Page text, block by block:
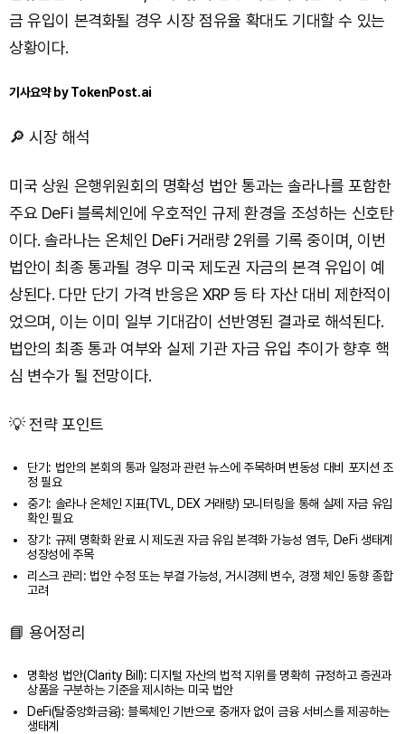
금 유입이 본격화될 경우 시장 점유율 확대도 기대할 수 있는
상황이다.
기사요약 by TokenPost.ai
🔎 시장 해석
미국 상원 은행위원회의 명확성 법안 통과는 솔라나를 포함한
주요 DeFi 블록체인에 우호적인 규제 환경을 조성하는 신호탄
이다. 솔라나는 온체인 DeFi 거래량 2위를 기록 중이며, 이번
법안이 최종 통과될 경우 미국 제도권 자금의 본격 유입이 예
상된다. 다만 단기 가격 반응은 XRP 등 타 자산 대비 제한적이
었으며, 이는 이미 일부 기대감이 선반영된 결과로 해석된다.
법안의 최종 통과 여부와 실제 기관 자금 유입 추이가 향후 핵
심 변수가 될 전망이다.
💡 전략 포인트
단기: 법안의 본회의 통과 일정과 관련 뉴스에 주목하며 변동성 대비 포지션 조
정 필요
중기: 솔라나 온체인 지표(TVL, DEX 거래량) 모니터링을 통해 실제 자금 유입
확인 필요
장기: 규제 명확화 완료 시 제도권 자금 유입 본격화 가능성 염두, DeFi 생태계
성장성에 주목
리스크 관리: 법안 수정 또는 부결 가능성, 거시경제 변수, 경쟁 체인 동향 종합
고려
📘 용어정리
명확성 법안(Clarity Bill): 디지털 자산의 법적 지위를 명확히 규정하고 증권과
상품을 구분하는 기준을 제시하는 미국 법안
DeFi(탈중앙화금융): 블록체인 기반으로 중개자 없이 금융 서비스를 제공하는
생태계